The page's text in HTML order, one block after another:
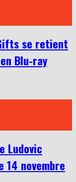
se retient
Blu-ray
Ludovic
14 novembre